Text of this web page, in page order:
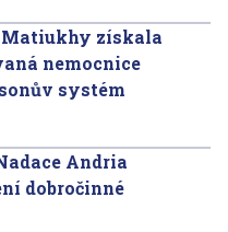
Matiukhy získala
nemocnice
systém
Andria
dobročinné